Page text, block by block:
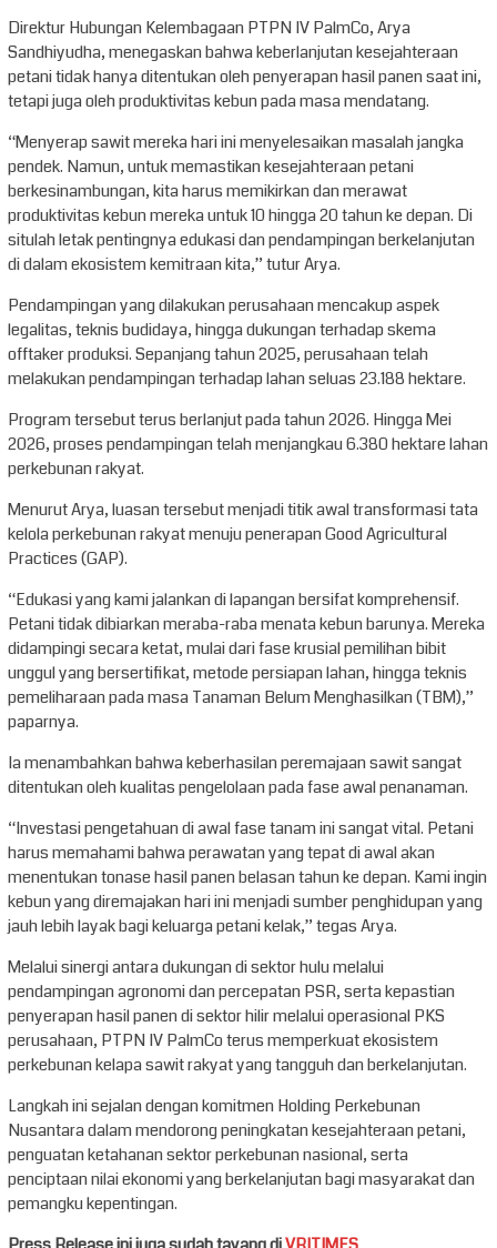
Direktur Hubungan Kelembagaan PTPN IV PalmCo, Arya
Sandhiyudha, menegaskan bahwa keberlanjutan kesejahteraan
petani tidak hanya ditentukan oleh penyerapan hasil panen saat ini,
tetapi juga oleh produktivitas kebun pada masa mendatang.
“Menyerap sawit mereka hari ini menyelesaikan masalah jangka
pendek. Namun, untuk memastikan kesejahteraan petani
berkesinambungan, kita harus memikirkan dan merawat
produktivitas kebun mereka untuk 10 hingga 20 tahun ke depan. Di
situlah letak pentingnya edukasi dan pendampingan berkelanjutan
di dalam ekosistem kemitraan kita,” tutur Arya.
Pendampingan yang dilakukan perusahaan mencakup aspek
legalitas, teknis budidaya, hingga dukungan terhadap skema
offtaker produksi. Sepanjang tahun 2025, perusahaan telah
melakukan pendampingan terhadap lahan seluas 23.188 hektare.
Program tersebut terus berlanjut pada tahun 2026. Hingga Mei
2026, proses pendampingan telah menjangkau 6.380 hektare lahan
perkebunan rakyat.
Menurut Arya, luasan tersebut menjadi titik awal transformasi tata
kelola perkebunan rakyat menuju penerapan Good Agricultural
Practices (GAP).
“Edukasi yang kami jalankan di lapangan bersifat komprehensif.
Petani tidak dibiarkan meraba-raba menata kebun barunya. Mereka
didampingi secara ketat, mulai dari fase krusial pemilihan bibit
unggul yang bersertifikat, metode persiapan lahan, hingga teknis
pemeliharaan pada masa Tanaman Belum Menghasilkan (TBM),”
paparnya.
Ia menambahkan bahwa keberhasilan peremajaan sawit sangat
ditentukan oleh kualitas pengelolaan pada fase awal penanaman.
“Investasi pengetahuan di awal fase tanam ini sangat vital. Petani
harus memahami bahwa perawatan yang tepat di awal akan
menentukan tonase hasil panen belasan tahun ke depan. Kami ingin
kebun yang diremajakan hari ini menjadi sumber penghidupan yang
jauh lebih layak bagi keluarga petani kelak,” tegas Arya.
Melalui sinergi antara dukungan di sektor hulu melalui
pendampingan agronomi dan percepatan PSR, serta kepastian
penyerapan hasil panen di sektor hilir melalui operasional PKS
perusahaan, PTPN IV PalmCo terus memperkuat ekosistem
perkebunan kelapa sawit rakyat yang tangguh dan berkelanjutan.
Langkah ini sejalan dengan komitmen Holding Perkebunan
Nusantara dalam mendorong peningkatan kesejahteraan petani,
penguatan ketahanan sektor perkebunan nasional, serta
penciptaan nilai ekonomi yang berkelanjutan bagi masyarakat dan
pemangku kepentingan.